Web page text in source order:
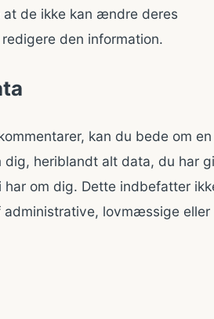
de ikke kan ændre deres
den information.
kan du bede om en
heriblandt alt data, du har
om dig. Dette indbefatter
lovmæssige eller